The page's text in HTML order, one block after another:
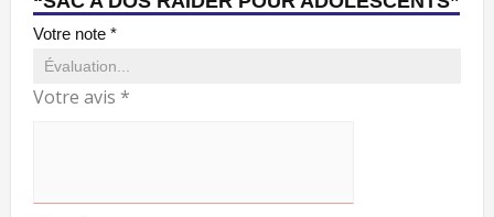
Votre note *
Votre avis *